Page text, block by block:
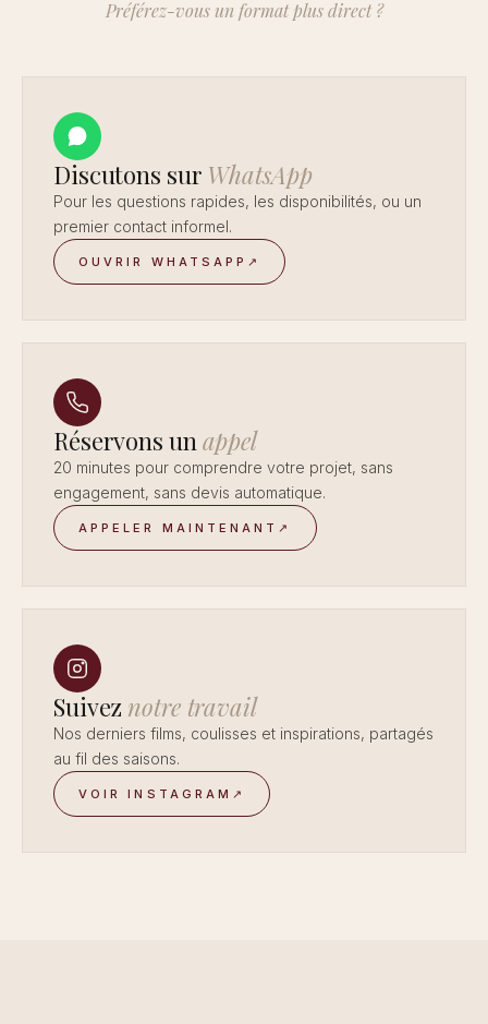
Préférez-vous un format plus direct ?
Discutons sur WhatsApp
Pour les questions rapides, les disponibilités, ou un
premier contact informel.
OUVRIR WHATSAPP ↗
Réservons unappel
20 minutes pour comprendre votre projet, sans
engagement, sans devis automatique.
APPELER MAINTENANT ↗
Suivez notre travail
Nos derniers films, coulisses et inspirations, partagés
au fil des saisons.
VOIR INSTAGRAM ↗